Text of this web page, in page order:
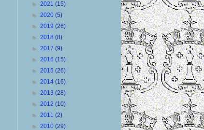
► 2021 (15)
► 2020 (5)
► 2019 (26)
► 2018 (8)
► 2017 (9)
► 2016 (15)
► 2015 (26)
► 2014 (16)
► 2013 (28)
► 2012 (10)
► 2011 (2)
► 2010 (29)